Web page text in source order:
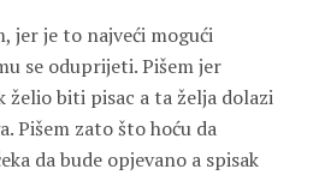
jer je to najveći mogući
se oduprijeti. Pišem jer
želio biti pisac a ta želja dolazi
Pišem zato što hoću da
da bude opjevano a spisak